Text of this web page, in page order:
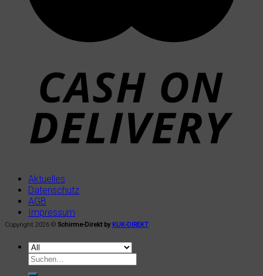
Aktuelles
Datenschutz
AGB
Impressum
Copyright 2026 © Schirme-Direkt by KUK-DIREKT